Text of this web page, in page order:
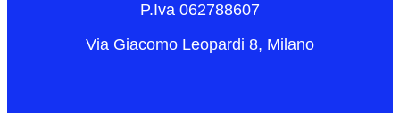
P.Iva 062788607
Via Giacomo Leopardi 8, Milano